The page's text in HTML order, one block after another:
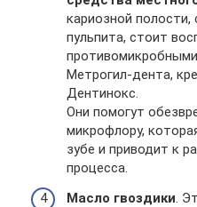
кариозной полости,
пульпита, стоит
Метрогил-дента,
Дентинокс.
Они помогут
микрофлору,
зубе и приводит к
процесса.
Масло гвоздики .